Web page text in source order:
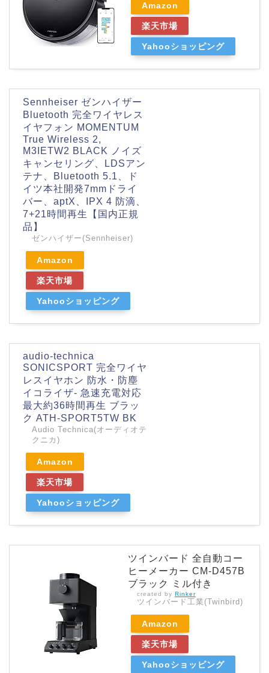
Amazon
楽天市場
Yahooショッピング
Sennheiser ゼンハイザー
Bluetooth 完全ワイヤレス
イヤフォン MOMENTUM
True Wireless 2,
M3IETW2 BLACK ノイズ
キャンセリング、LDSアン
テナ、Bluetooth 5.1、ド
イツ本社開発7mmドライ
バー、aptX、IPX 4 防滴、
7+21時間再生【国内正規
品】
ゼンハイザー(Sennheiser)
Amazon
楽天市場
Yahooショッピング
audio-technica
SONICSPORT 完全ワイヤ
レスイヤホン 防水・防塵
イコライザ- 急速充電対応
最大約36時間再生 ブラッ
ク ATH-SPORT5TW BK
Audio Technica(オーディオテ
クニカ)
Amazon
楽天市場
Yahooショッピング
ツインバード 全自動コー
ヒーメーカー CM-D457B
ブラック ミル付き
created by Rinker
ツインバード工業(Twinbird)
Amazon
楽天市場
Yahooショッピング